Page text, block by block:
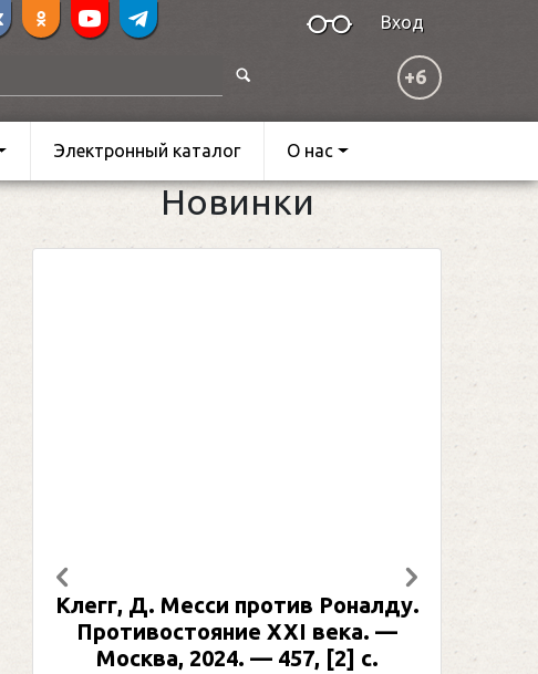
Вход
+6
Электронный каталог О нас
Новинки
Клегг, Д. Месси против Роналду.
Противостояние XXI века. —
Москва, 2024. — 457, [2] с.
Предыдущий Следующий